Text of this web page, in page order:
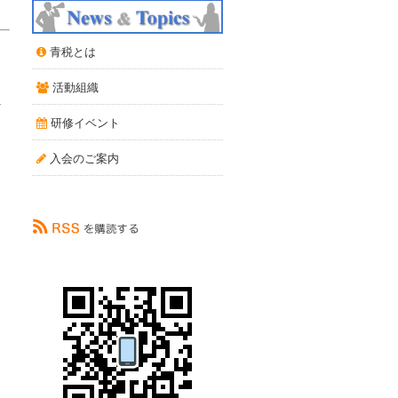
青税とは
活動組織
研修イベント
入会のご案内